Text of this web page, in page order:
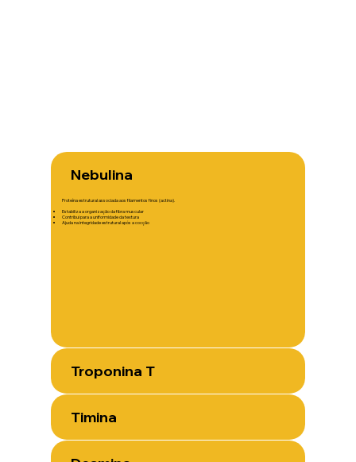
Nebulina
Proteína estrutural associada aos filamentos finos (actina).
Estabiliza a organização da fibra muscular
Contribui para a uniformidade da textura
Ajuda na integridade estrutural após a cocção
Troponina T
Timina